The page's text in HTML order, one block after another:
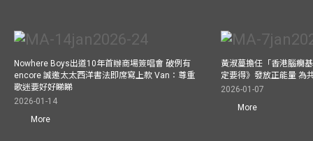
Nowhere Boys出道10年首辦商場簽唱會 破例有
encore 誠邀太太西洋書法即席寫上款 Van：尊重
歌迷要好好睇睇
2026-01-14
More
黃淑蔓擔任「香港腦癇
定要得》發放正能量 為
2026-01-07
More